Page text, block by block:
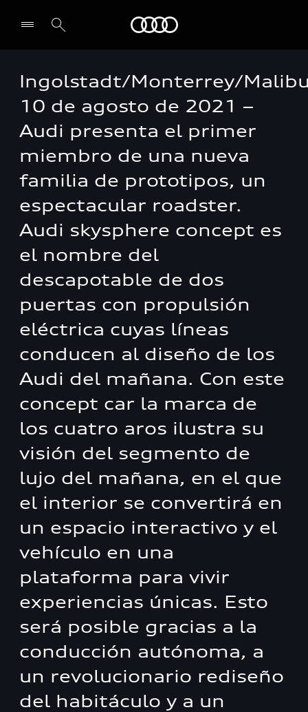
Ingolstadt/Monterrey/
10 de agosto de 2021 –
Audi presenta el primer
miembro de una nueva
familia de prototipos, un
espectacular roadster.
Audi skysphere concept es
el nombre del
descapotable de dos
puertas con propulsión
eléctrica cuyas líneas
conducen al diseño de los
Audi del mañana. Con este
concept car la marca de
los cuatro aros ilustra su
visión del segmento de
lujo del mañana, en el que
el interior se convertirá en
un espacio interactivo y el
vehículo en una
plataforma para vivir
experiencias únicas. Esto
será posible gracias a la
conducción autónoma, a
un revolucionario rediseño
del habitáculo y a un